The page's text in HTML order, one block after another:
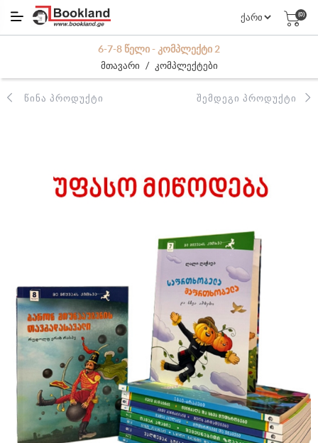
(0)
6-7-8 ᲬᲔᲚᲘ - ᲙᲝᲛᲞᲚᲔᲥᲢᲘ 2
მთავარი / კომპლექტები
ᲬᲘᲜᲐ ᲞᲠᲝᲓᲣᲥᲢᲘ ᲨᲔᲛᲓᲔᲒᲘ ᲞᲠᲝᲓᲣᲥᲢᲘ